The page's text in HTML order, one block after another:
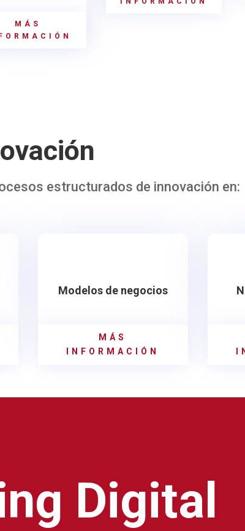
MÁS
estructurados de innovación en:
Modelos de negocios
MÁS
INFORMACIÓN
Digital